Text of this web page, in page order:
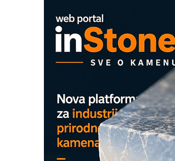
OBO sistemi mrežastih
Proizvodnja iC7 Hybrid
mrežnog pretvarača sa
hlađenjem